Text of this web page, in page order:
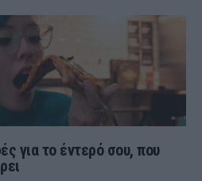
για το έντερό σου, που